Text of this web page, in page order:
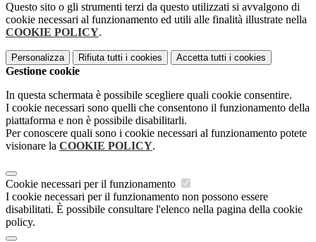
Questo sito o gli strumenti terzi da questo utilizzati si avvalgono di
cookie necessari al funzionamento ed utili alle finalità illustrate nella
COOKIE POLICY.
Personalizza Rifiuta tutti i cookies Accetta tutti i cookies
Gestione cookie
In questa schermata è possibile scegliere quali cookie consentire.
I cookie necessari sono quelli che consentono il funzionamento della
piattaforma e non è possibile disabilitarli.
Per conoscere quali sono i cookie necessari al funzionamento potete
visionare la COOKIE POLICY.
Cookie necessari per il funzionamento
I cookie necessari per il funzionamento non possono essere
disabilitati. È possibile consultare l'elenco nella pagina della cookie
policy.